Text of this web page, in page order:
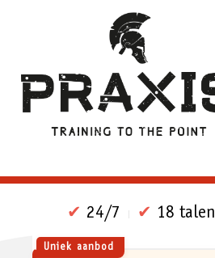
✔ 24/7 ✔ 18 talen
Uniek aanbod